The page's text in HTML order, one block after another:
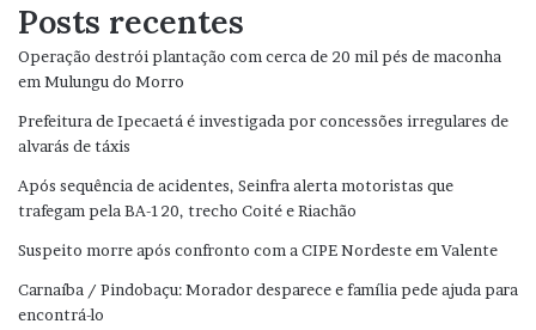
Posts recentes
Operação destrói plantação com cerca de 20 mil pés de maconha
em Mulungu do Morro
Prefeitura de Ipecaetá é investigada por concessões irregulares de
alvarás de táxis
Após sequência de acidentes, Seinfra alerta motoristas que
trafegam pela BA-120, trecho Coité e Riachão
Suspeito morre após confronto com a CIPE Nordeste em Valente
Carnaíba / Pindobaçu: Morador desparece e família pede ajuda para
encontrá-lo